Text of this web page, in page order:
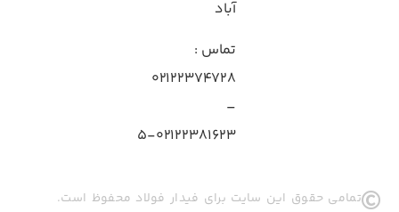
آباد
تماس:
۰۲۱۲۲۳۷۴۷۲۸
۰۲۱۲۲۳۸۱۶۲۳-۵
تمامی حقوق این سایت برای فیدار فولاد محفوظ است.